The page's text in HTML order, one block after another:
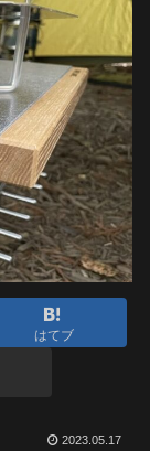
はてブ
2023.05.17